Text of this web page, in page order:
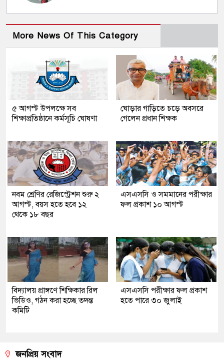
More News Of This Category
৫ আগস্ট উপলক্ষে সব
শিক্ষাপ্রতিষ্ঠানে কর্মসূচি ঘোষণা
ঘোড়ার গাড়িতে চড়ে অবসরে
গেলেন প্রধান শিক্ষক
নবম শ্রেণির রেজিস্ট্রেশন শুরু ২
আগস্ট, বয়স হতে হবে ১২
থেকে ১৮ বছর
এসএসসি ও সমমানের পরীক্ষার
ফল প্রকাশ ১০ আগস্ট
বিদ্যালয় প্রাঙ্গণে শিক্ষিকার রিল
ভিডিও, গঠন করা হচ্ছে তদন্ত
কমিটি
এসএসসি পরীক্ষার ফল প্রকাশ
হতে পারে ৩০ জুলাই
জনপ্রিয় সংবাদ